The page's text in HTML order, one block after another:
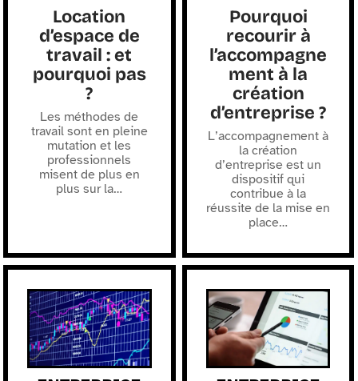
Location
d’espace de
travail : et
pourquoi pas
?
Les méthodes de
travail sont en pleine
mutation et les
professionnels
misent de plus en
plus sur la…
Pourquoi
recourir à
l’accompagne
ment à la
création
d’entreprise ?
L’accompagnement à
la création
d’entreprise est un
dispositif qui
contribue à la
réussite de la mise en
place…